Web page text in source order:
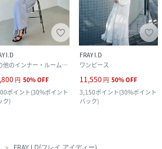
I.D
その他のインナー・ルームウェア
円 50%OFF
ポイント(30%ポイント
ク)
FRAY I.D
ワンピース
11,550 円 50%OFF
3,150ポイント(30%ポイント
バック)
FRAY I.D(フレイ アイディー)